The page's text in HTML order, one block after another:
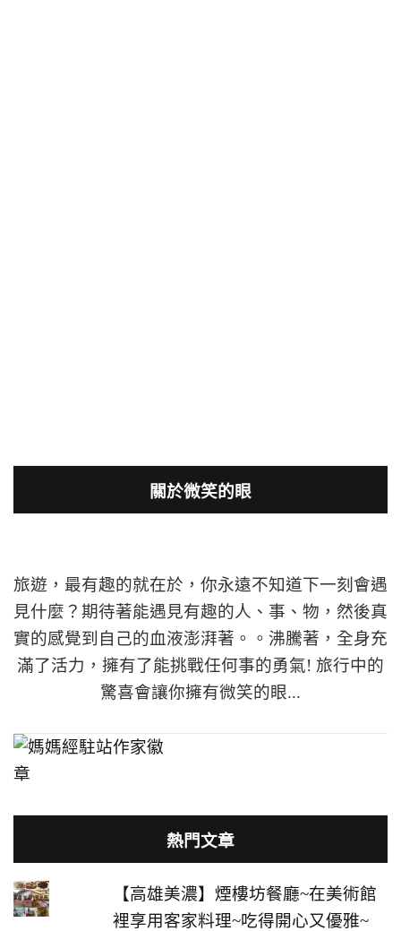
關於微笑的眼
旅遊，最有趣的就在於，你永遠不知道下一刻會遇
見什麼？期待著能遇見有趣的人、事、物，然後真
實的感覺到自己的血液澎湃著。。沸騰著，全身充
滿了活力，擁有了能挑戰任何事的勇氣! 旅行中的
驚喜會讓你擁有微笑的眼...
熱門文章
【高雄美濃】煙樓坊餐廳~在美術館
裡享用客家料理~吃得開心又優雅~